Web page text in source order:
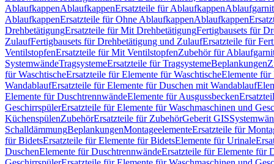
AblaufkappenAblaufkappenErsatzteile für Ablaufkappen
AblaufkappenErsatzteile für Ohne AblaufkappenAblaufkappen
DrehbetätigungErsatzteile für Mit DrehbetätigungFertigbausets für
ZulaufFertigbausets für Drehbetätigung und ZulaufErsatzteile für
VentilstopfenErsatzteile für Mit VentilstopfenZubehör für
SystemwändeTragsystemeErsatzteile für TragsystemeBeplankungen
für WaschtischeErsatzteile für Elemente für WaschtischeElemente für
WandablaufErsatzteile für Elemente für Duschen mit Wandablauf
Elemente für DuschtrennwändeElemente für Ausgussbecken
GeschirrspülerErsatzteile für Elemente für Waschmaschinen und
KüchenspülenZubehörErsatzteile für ZubehörGeberit GIS
SchalldämmungBeplankungenMontageelementeErsatzteile für
für BidetsErsatzteile für Elemente für BidetsElemente für Urinale
DuschenElemente für DuschtrennwändeErsatzteile für Elemente für